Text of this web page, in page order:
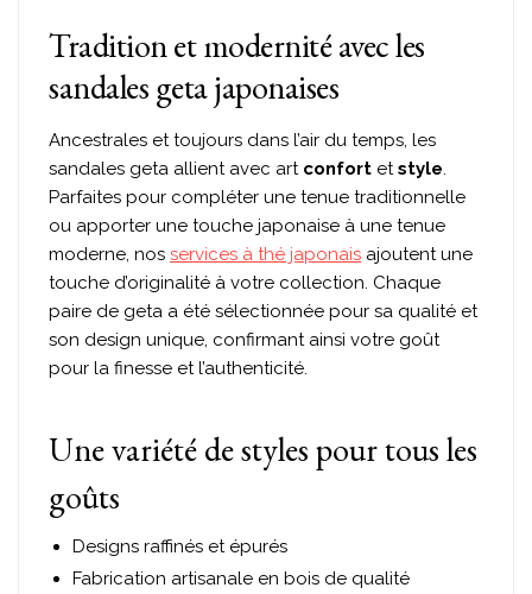
Tradition et modernité avec les
sandales geta japonaises
Ancestrales et toujours dans l’air du temps, les
sandales geta allient avec art confort etstyle.
Parfaites pour compléter une tenue traditionnelle
ou apporter une touche japonaise à une tenue
moderne, nos services à thé japonais ajoutent une
touche d’originalité à votre collection. Chaque
paire de geta a été sélectionnée pour sa qualité et
son design unique, confirmant ainsi votre goût
pour la finesse et l’authenticité.
Une variété de styles pour tous les
goûts
Designs raffinés et épurés
Fabrication artisanale en bois de qualité